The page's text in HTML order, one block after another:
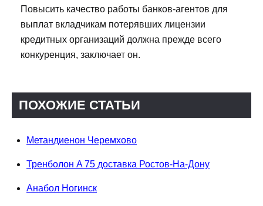
Повысить качество работы банков-агентов для
выплат вкладчикам потерявших лицензии
кредитных организаций должна прежде всего
конкуренция, заключает он.
ПОХОЖИЕ СТАТЬИ
Метандиенон Черемхово
Тренболон A 75 доставка Ростов-На-Дону
Анабол Ногинск